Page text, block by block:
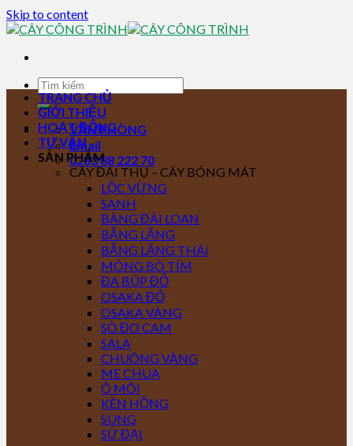
Skip to content
VĂN PHÒNG
Email
0283 88 222 70
TRANG CHỦ
GIỚI THIỆU
HOẠT ĐỘNG
TƯ VẤN
SẢN PHẨM
CÂY ĐẠI THỤ – CÂY BÓNG MÁT
LỘC VỪNG
SANH
BÀNG ĐÀI LOAN
BẰNG LĂNG
BẰNG LĂNG THÁI
MÓNG BÒ TÍM
ĐA BÚP ĐỎ
OSAKA ĐỎ
OSAKA VÀNG
SÒ ĐO CAM
SALA
CHUÔNG VÀNG
ME CHUA
Ô MÔI
KÈN HỒNG
SUNG
SỨ ĐẠI